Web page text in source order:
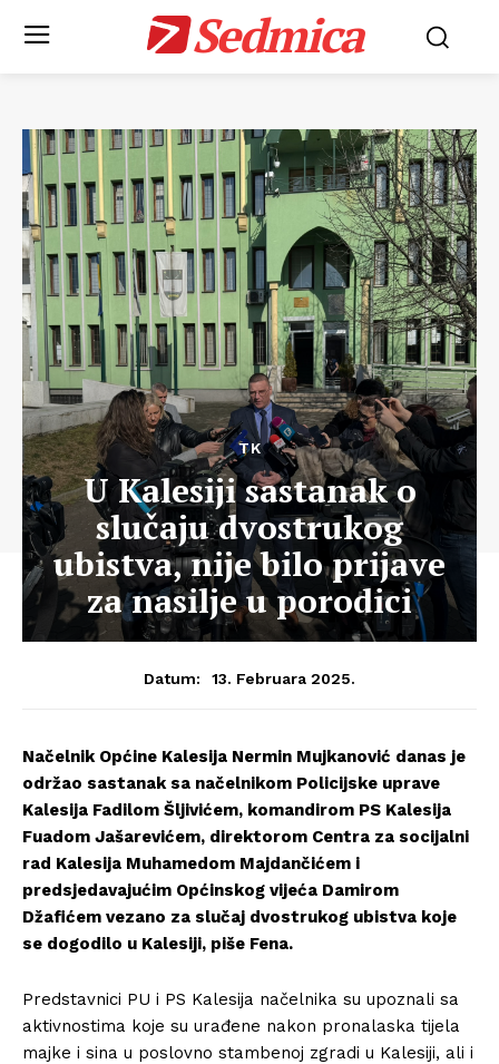
Sedmica
TK
U Kalesiji sastanak o
slučaju dvostrukog
ubistva, nije bilo prijave
za nasilje u porodici
Datum: 13. Februara 2025.
Načelnik Općine Kalesija Nermin Mujkanović danas je
održao sastanak sa načelnikom Policijske uprave
Kalesija Fadilom Šljivićem, komandirom PS Kalesija
Fuadom Jašarevićem, direktorom Centra za socijalni
rad Kalesija Muhamedom Majdančićem i
predsjedavajućim Općinskog vijeća Damirom
Džafićem vezano za slučaj dvostrukog ubistva koje
se dogodilo u Kalesiji, piše Fena.
Predstavnici PU i PS Kalesija načelnika su upoznali sa
aktivnostima koje su urađene nakon pronalaska tijela
majke i sina u poslovno stambenoj zgradi u Kalesiji, ali i